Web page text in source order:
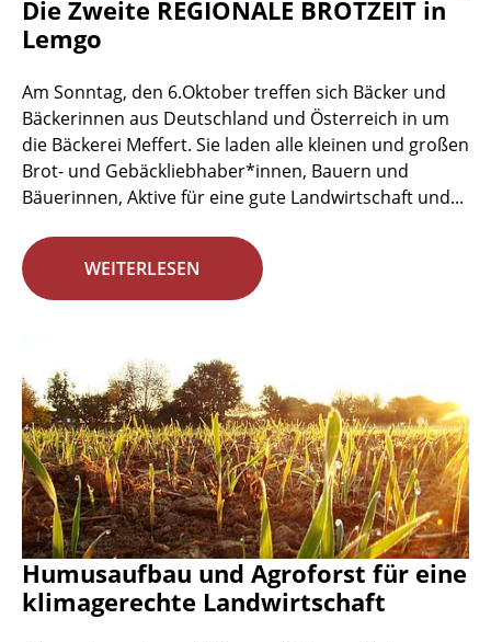
Die Zweite REGIONALE BROTZEIT in
Lemgo
Am Sonntag, den 6.Oktober treffen sich Bäcker und
Bäckerinnen aus Deutschland und Österreich in um
die Bäckerei Meffert. Sie laden alle kleinen und großen
Brot- und Gebäckliebhaber*innen, Bauern und
Bäuerinnen, Aktive für eine gute Landwirtschaft und...
WEITERLESEN
Humusaufbau und Agroforst für eine
klimagerechte Landwirtschaft